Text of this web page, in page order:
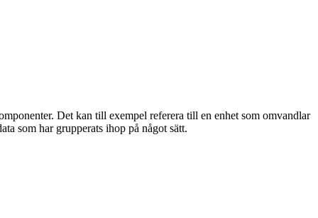
Det kan till exempel referera till en enhet som omvandlar
som har grupperats ihop på något sätt.